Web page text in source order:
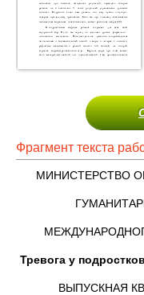
Фрагмент текста
МИНИСТЕРСТВО
Тревога у
ВЫПУСКНАЯ